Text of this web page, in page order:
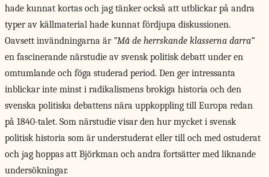
hade kunnat kortas och jag tänker också att utblickar på andra
typer av källmaterial hade kunnat fördjupa diskussionen.
Oavsett invändningarna är ”Må de herrskande klasserna darra”
en fascinerande närstudie av svensk politisk debatt under en
omtumlande och föga studerad period. Den ger intressanta
inblickar inte minst i radikalismens brokiga historia och den
svenska politiska debattens nära uppkoppling till Europa redan
på 1840-talet. Som närstudie visar den hur mycket i svensk
politisk historia som är understuderat eller till och med ostuderat
och jag hoppas att Björkman och andra fortsätter med liknande
undersökningar.